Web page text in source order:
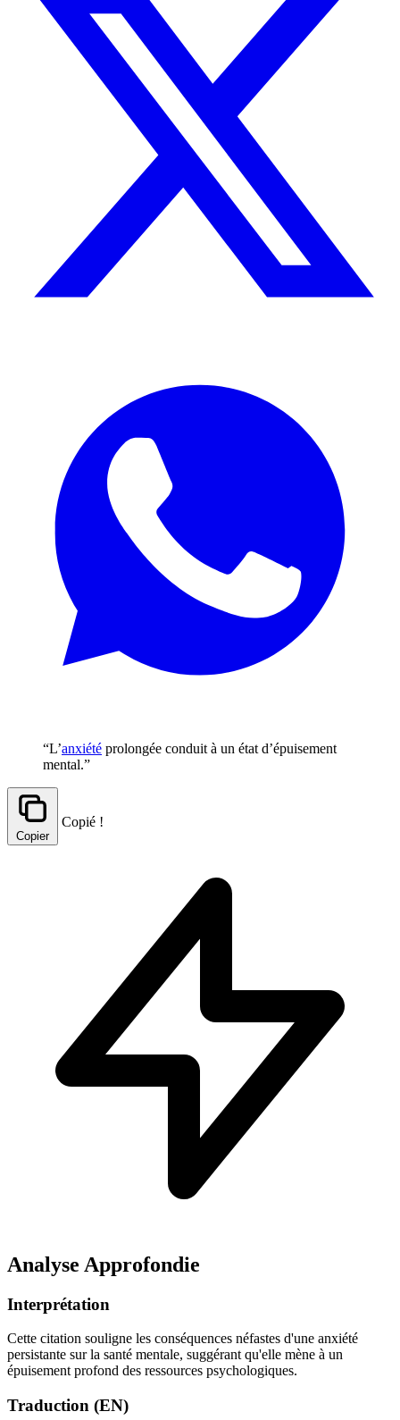
“L’anxiété prolongée conduit à un état d’épuisement
mental.”
Copier
Copié !
Analyse Approfondie
Interprétation
Cette citation souligne les conséquences néfastes d'une anxiété
persistante sur la santé mentale, suggérant qu'elle mène à un
épuisement profond des ressources psychologiques.
Traduction (EN)